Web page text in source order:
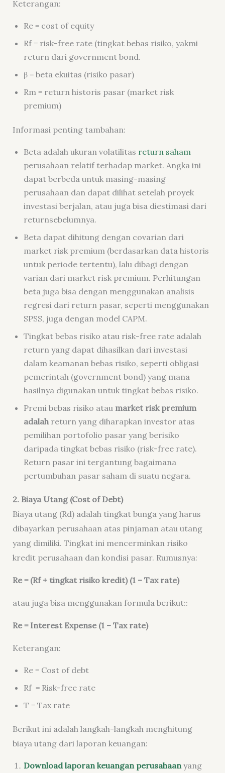
Keterangan:
Re = cost of equity
Rf = risk-free rate(tingkat bebas risiko, yakmi
returndari government bond.
β = beta ekuitas (risiko pasar)
Rm = returnhistoris pasar (market risk
premium)
Informasi penting tambahan:
Beta adalah ukuran volatilitas return saham
perusahaan relatif terhadap market. Angka ini
dapat berbeda untuk masing-masing
perusahaan dan dapat dilihat setelah proyek
investasi berjalan, atau juga bisa diestimasi dari
returnsebelumnya.
Beta dapat dihitung dengan covarian dari
market risk premium (berdasarkan data historis
untuk periode tertentu), lalu dibagi dengan
varian dari market risk premium. Perhitungan
beta juga bisa dengan menggunakan analisis
regresi dari return pasar, seperti menggunakan
SPSS, juga dengan model CAPM.
Tingkat bebas risiko atau risk-free rate adalah
return yang dapat dihasilkan dari investasi
dalam keamanan bebas risiko, seperti obligasi
pemerintah (government bond) yang mana
hasilnya digunakan untuk tingkat bebas risiko.
Premi bebas risiko atau market risk premium
adalah return yang diharapkan investor atas
pemilihan portofolio pasar yang berisiko
daripada tingkat bebas risiko (risk-free rate).
Return pasar ini tergantung bagaimana
pertumbuhan pasar saham di suatu negara.
2. Biaya Utang (Cost of Debt)
Biaya utang (Rd) adalah tingkat bunga yang harus
dibayarkan perusahaan atas pinjaman atau utang
yang dimiliki. Tingkat ini mencerminkan risiko
kredit perusahaan dan kondisi pasar. Rumusnya:
Re = (Rf + tingkat risiko kredit) (1 – Tax rate)
atau juga bisa menggunakan formula berikut::
Re = Interest Expense (1 – Tax rate)
Keterangan:
Re = Cost of debt
Rf = Risk-free rate
T =Tax rate
Berikut ini adalah langkah-langkah menghitung
biaya utang dari laporan keuangan:
Downloadlaporan keuangan perusahaanyang